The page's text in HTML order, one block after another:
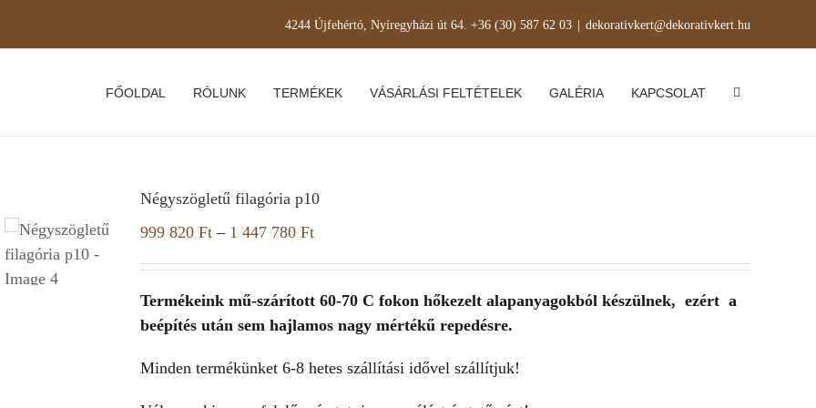
4244 Újfehértó, Nyíregyházi út 64. +36 (30) 587 62 03 dekorativkert@dekorativkert.hu
FŐOLDAL RÓLUNK TERMÉKEK VÁSÁRLÁSI FELTÉTELEK GALÉRIA KAPCSOLAT
Négyszögletű filagória p10
999 820 Ft – 1 447 780 Ft
Termékeink mű-szárított 60-70 C fokon hőkezelt alapanyagokból készülnek, ezért a
beépítés után sem hajlamos nagy mértékű repedésre.
Minden termékünket 6-8 hetes szállítási idővel szállítjuk!